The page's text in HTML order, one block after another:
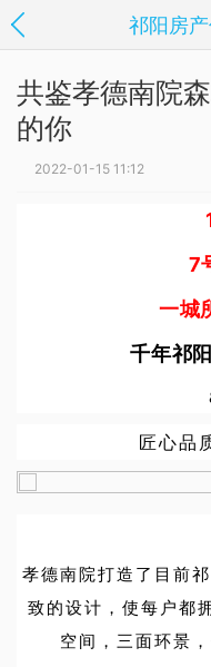
祁阳房
共鉴孝德南院
的你
2022-01-15 11:12
7
一城
千年祁
匠心品
孝德南院打造了目前
致的设计，使每户都
空间，三面环景，